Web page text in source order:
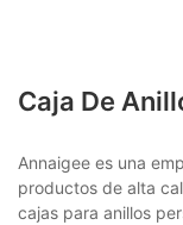
Caja De
Annaigee es una
productos de alta
cajas para anillos